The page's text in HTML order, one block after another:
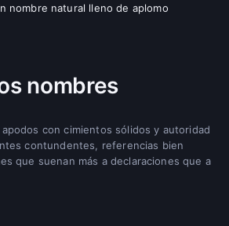
nombre natural lleno de aplomo
nombres
con cimientos sólidos y autoridad
contundentes, referencias bien
que suenan más a declaraciones que a